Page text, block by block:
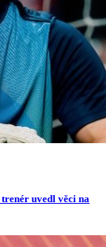
uvedl věci na